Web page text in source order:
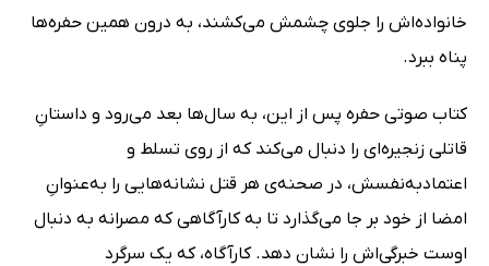
خانواده‌اش را جلوی چشمش می‌کشند، به درون همین حفره‌ها
پناه ببرد.
کتاب صوتی حفره پس از این، به سال‌ها بعد می‌رود و داستانِ
قاتلی زنجیره‌ای را دنبال می‌کند که از روی تسلط و
اعتمادبه‌نفسش، در صحنه‌ی هر قتل نشانه‌هایی را به‌عنوانِ
امضا از خود بر جا می‌گذارد تا به کارآگاهی که مصرانه به دنبال
اوست خبرگی‌اش را نشان دهد. کارآگاه، که یک سرگرد